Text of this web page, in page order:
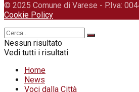
© 2025 Comune di Varese - P.Iva:
Cookie Policy
Nessun risultato
Vedi tutti i risultati
Home
News
Voci dalla Città